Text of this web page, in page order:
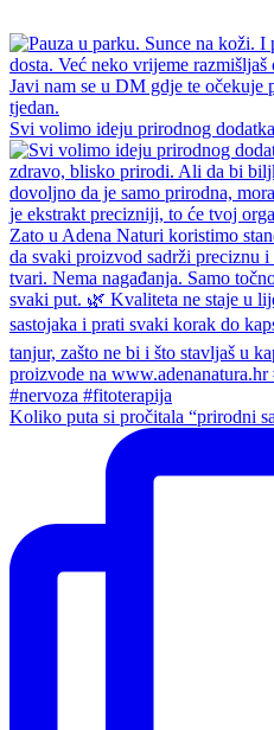
Svi volimo ideju prirodnog
Koliko puta si pročitala “prirodni